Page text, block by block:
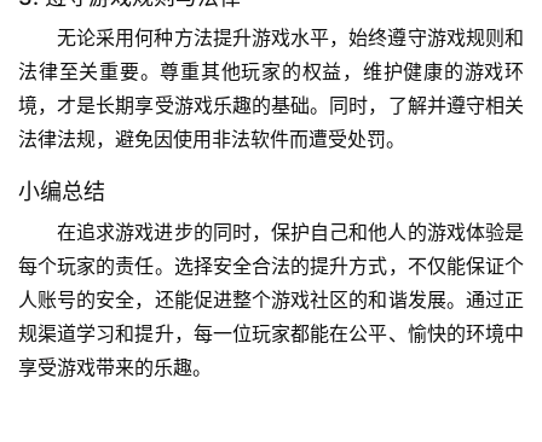
无论采用何种方法提升游戏水平，始终遵守游戏规则和
法律至关重要。尊重其他玩家的权益，维护健康的游戏环
境，才是长期享受游戏乐趣的基础。同时，了解并遵守相关
法律法规，避免因使用非法软件而遭受处罚。
小编总结
在追求游戏进步的同时，保护自己和他人的游戏体验是
每个玩家的责任。选择安全合法的提升方式，不仅能保证个
人账号的安全，还能促进整个游戏社区的和谐发展。通过正
规渠道学习和提升，每一位玩家都能在公平、愉快的环境中
享受游戏带来的乐趣。